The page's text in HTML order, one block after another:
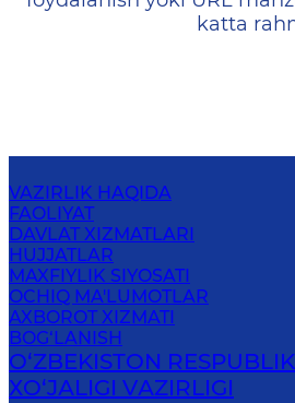
katta
VAZIRLIK HAQIDA
FAOLIYAT
DAVLAT XIZMATLARI
HUJJATLAR
MAXFIYLIK SIYOSATI
OCHIQ MA'LUMOTLAR
AXBOROT XIZMATI
BOG‘LANISH
O‘ZBEKISTON
ХO‘JАLIGI VАZIRLIGI